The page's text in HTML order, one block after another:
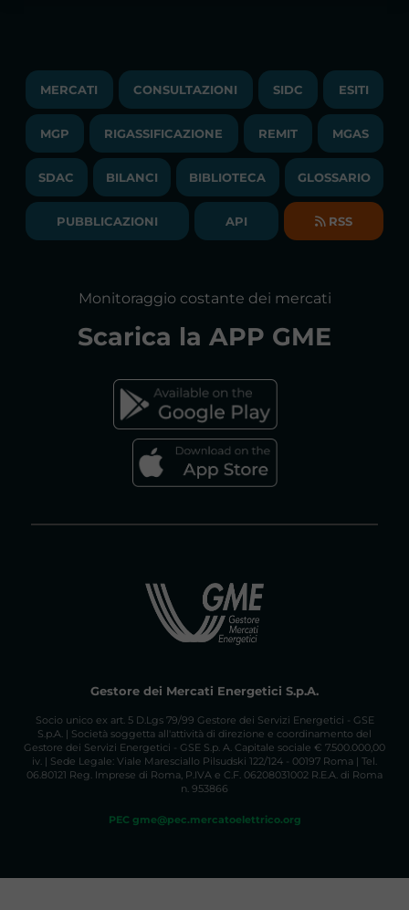
PUBBLICAZIONI
COMUNICATI/NEWS
NEWSLETTER
BILANCI DI ESERCIZIO
LAVORA CON NOI
BANDI DI GARA E CONTRATTI
SOCIETA' TRASPARENTE
TRAYPORT M. ELETTRICO
LIQUIDITY PROVIDERS
BIBLIOTECA
GLOSSARIO
DICHIARAZIONE DI ACCESSIBILITÀ
FAQs MERCATO ELETTRICO
MERCATI CONSULTAZIONI SIDC ESITI
MGP RIGASSIFICAZIONE REMIT MGAS
SDAC BILANCI BIBLIOTECA GLOSSARIO
PUBBLICAZIONI API RSS
Monitoraggio costante dei mercati
Scarica la APP GME
Gestore dei Mercati Energetici S.p.A.
Socio unico ex art. 5 D.Lgs 79/99 Gestore dei Servizi Energetici - GSE
S.p.A. | Società soggetta all'attività di direzione e coordinamento del
Gestore dei Servizi Energetici - GSE S.p. A. Capitale sociale € 7.500.000,00
iv. | Sede Legale: Viale Maresciallo Pilsudski 122/124 - 00197 Roma | Tel.
06.80121 Reg. Imprese di Roma, P.IVA e C.F. 06208031002 R.E.A. di Roma
n. 953866
PEC gme@pec.mercatoelettrico.org